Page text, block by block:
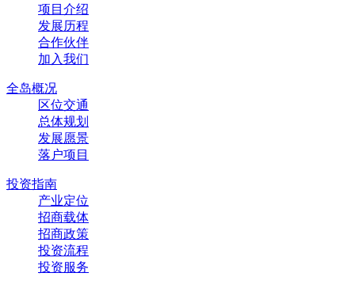
项目介绍
发展历程
合作伙伴
加入我们
全岛概况
区位交通
总体规划
发展愿景
落户项目
投资指南
产业定位
招商载体
招商政策
投资流程
投资服务